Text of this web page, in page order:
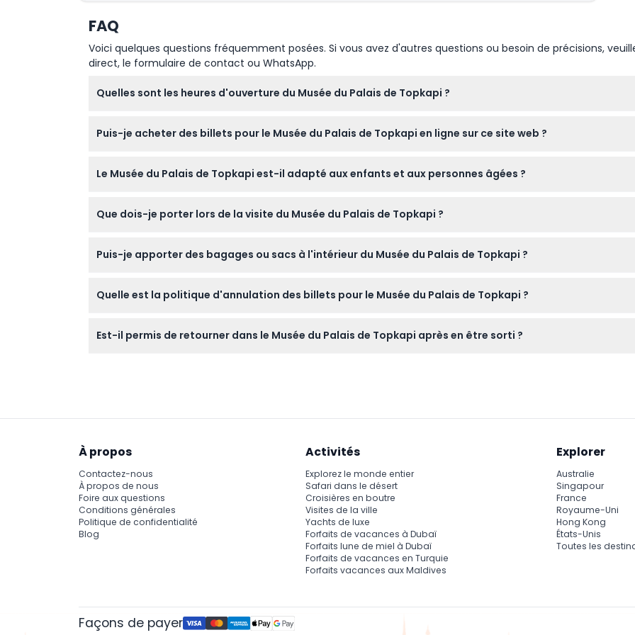
Les enfants âgés de 0 à 3 ans peuvent entrer gratuitement
Important : les nourrissons et les enfants doivent être inclus dans le décompte des passagers
FAQ
Voici quelques questions fréquemment posées. Si vous avez d'autres questions ou besoin de précisions,
direct, le formulaire de contact ou WhatsApp.
Quelles sont les heures d'ouverture du Musée du Palais de Topkapi ?
premiers jours du Ramadan et de l'Aïd el-Adha (sous réserve de modifications — veuillez vérifier au moment
Puis-je acheter des billets pour le Musée du Palais de Topkapi en ligne sur ce site web ?
Le Musée du Palais de Topkapi est-il adapté aux enfants et aux personnes âgées ?
Que dois-je porter lors de la visite du Musée du Palais de Topkapi ?
foulard pour couvrir vos épaules.
Puis-je apporter des bagages ou sacs à l'intérieur du Musée du Palais de Topkapi ?
Quelle est la politique d'annulation des billets pour le Musée du Palais de Topkapi ?
Est-il permis de retourner dans le Musée du Palais de Topkapi après en être sorti ?
À propos
Contactez-nous
À propos de nous
Foire aux questions
Conditions générales
Politique de confidentialité
Blog
Activités
Explorez le monde entier
Safari dans le désert
Croisières en boutre
Visites de la ville
Yachts de luxe
Forfaits de vacances à Dubaï
Forfaits lune de miel à Dubaï
Forfaits de vacances en Turquie
Forfaits vacances aux Maldives
Explorer
Australie
Singapour
France
Royaume-Uni
Hong Kong
États-Unis
Toutes les
Façons de payer